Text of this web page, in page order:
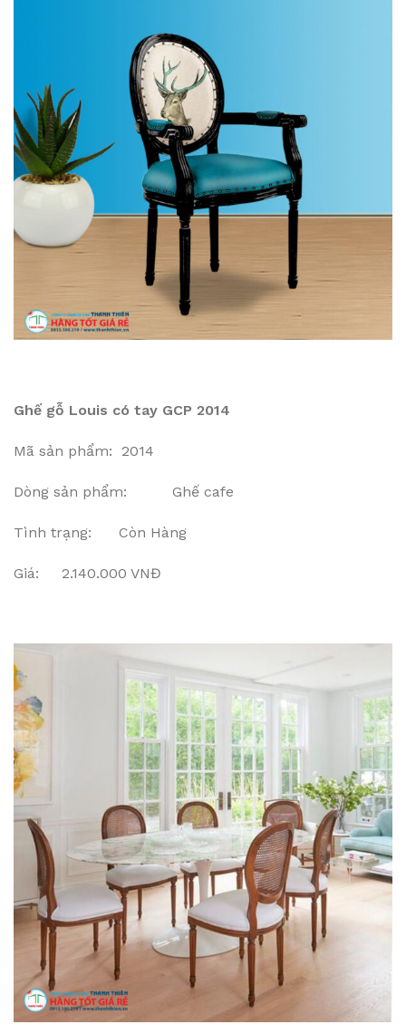
Ghế gỗ Louis có tay GCP 2014
Mã sản phẩm: 2014
Dòng sản phẩm: Ghế cafe
Tình trạng: Còn Hàng
Giá: 2.140.000 VNĐ